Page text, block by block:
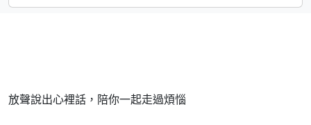
放聲說出心裡話，陪你一起走過煩惱